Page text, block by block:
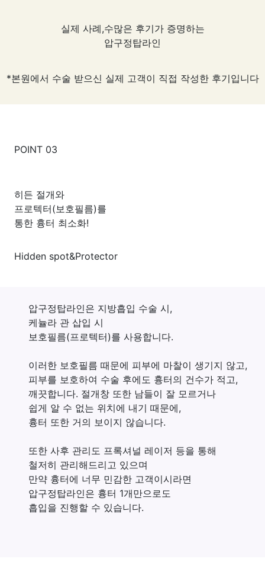
실제 사례,수많은 후기가 증명하는
압구정탑라인
*본원에서 수술 받으신 실제 고객이 직접 작성한 후기입니다
POINT 03
히든 절개와
프로텍터(보호필름)를
통한 흉터 최소화!
Hidden spot&Protector
압구정탑라인은 지방흡입 수술 시,
케뉼라 관 삽입 시
보호필름(프로텍터)를 사용합니다.
이러한 보호필름 때문에 피부에 마찰이 생기지 않고,
피부를 보호하여 수술 후에도 흉터의 건수가 적고,
깨끗합니다. 절개창 또한 남들이 잘 모르거나
쉽게 알 수 없는 위치에 내기 때문에,
흉터 또한 거의 보이지 않습니다.
또한 사후 관리도 프록셔널 레이저 등을 통해
철저히 관리해드리고 있으며
만약 흉터에 너무 민감한 고객이시라면
압구정탑라인은 흉터 1개만으로도
흡입을 진행할 수 있습니다.